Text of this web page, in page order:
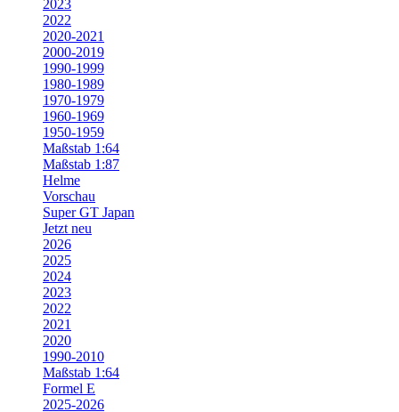
2023
2022
2020-2021
2000-2019
1990-1999
1980-1989
1970-1979
1960-1969
1950-1959
Maßstab 1:64
Maßstab 1:87
Helme
Vorschau
Super GT Japan
Jetzt neu
2026
2025
2024
2023
2022
2021
2020
1990-2010
Maßstab 1:64
Formel E
2025-2026